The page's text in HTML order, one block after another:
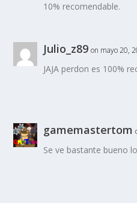
10% recomendable.
Julio_z89 on mayo 20,
JAJA perdon es 100%
gamemastertom
Se ve bastante bueno